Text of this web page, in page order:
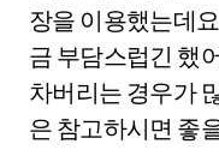
장을 이용했는데
금 부담스럽긴 했
차버리는 경우가
은 참고하시면 좋